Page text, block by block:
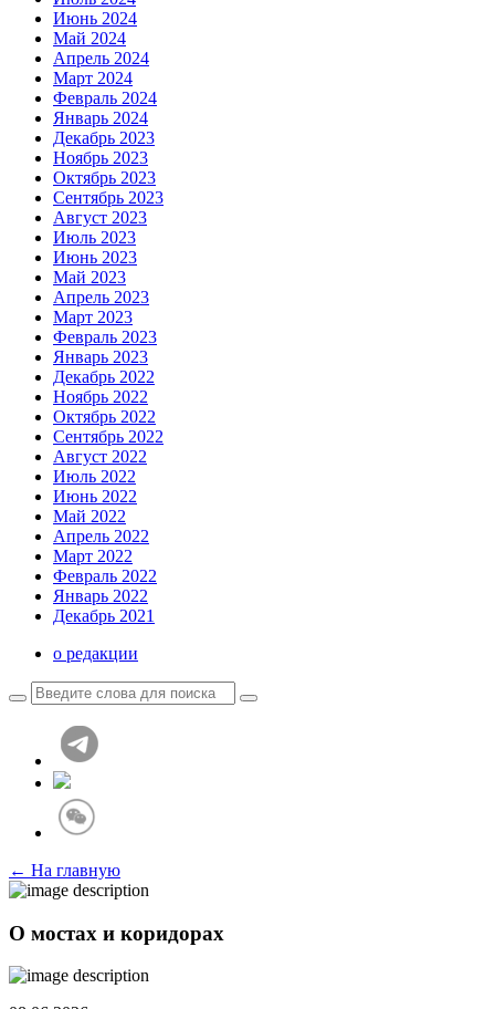
Июнь 2024
Май 2024
Апрель 2024
Март 2024
Февраль 2024
Январь 2024
Декабрь 2023
Ноябрь 2023
Октябрь 2023
Сентябрь 2023
Август 2023
Июль 2023
Июнь 2023
Май 2023
Апрель 2023
Март 2023
Февраль 2023
Январь 2023
Декабрь 2022
Ноябрь 2022
Октябрь 2022
Сентябрь 2022
Август 2022
Июль 2022
Июнь 2022
Май 2022
Апрель 2022
Март 2022
Февраль 2022
Январь 2022
Декабрь 2021
о редакции
← На главную
О мостах и коридорах